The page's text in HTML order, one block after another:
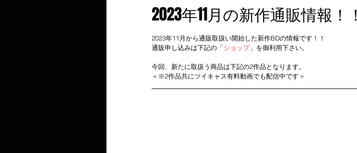
2023年11月の新作通販情報！！
2023年11月から通販取扱い開始した新作BDの情報です！！
通販申し込みは下記の「ショップ」を御利用下さい。
今回、新たに取扱う商品は下記の2作品となります。
＜※2作品共にツイキャス有料動画でも配信中です＞